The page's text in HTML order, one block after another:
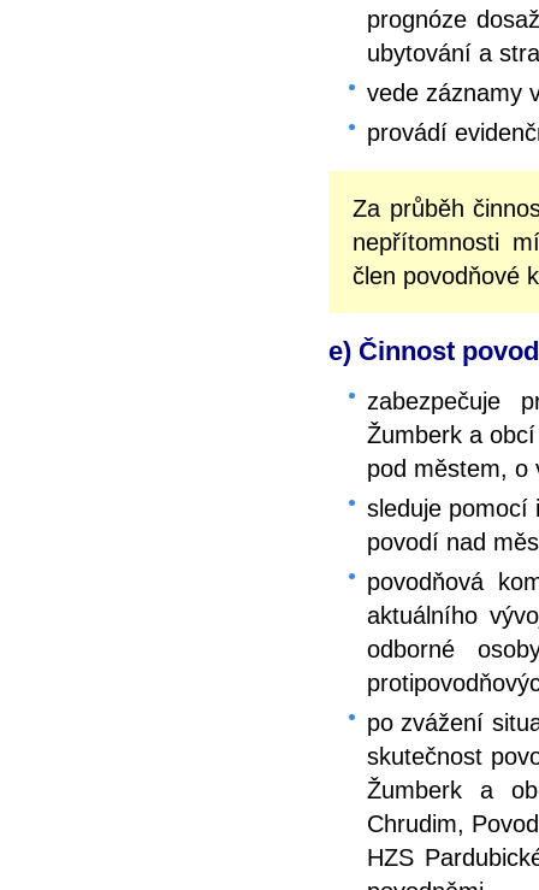
prognóze
ubytování a
vede záznamy
provádí
Za průběh
nepřítomnosti
člen povodňové
e) Činnost
zabezpečuje
Žumberk a
pod městem, o
sleduje pomocí
povodí nad
povodňová
aktuálního
odborné
po zvážení
skutečnost
Žumberk a
Chrudim,
HZS